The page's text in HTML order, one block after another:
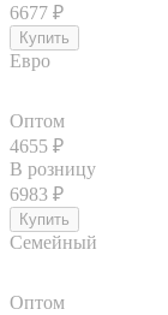
6677 ₽
Евро
Оптом
4655 ₽
В розницу
6983 ₽
Семейный
Оптом